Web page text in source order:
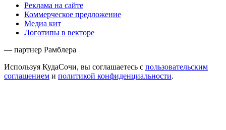
Реклама на сайте
Коммерческое предложение
Медиа кит
Логотипы в векторе
— партнер Рамблера
Используя КудаСочи, вы соглашаетесь с пользовательским
соглашением и политикой конфиденциальности.